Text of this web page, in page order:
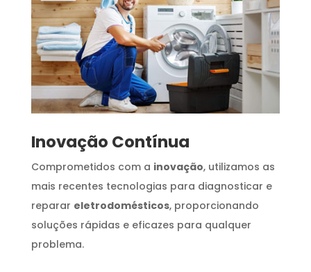
Inovação Contínua
Comprometidos com a inovação, utilizamos as
mais recentes tecnologias para diagnosticar e
reparar eletrodomésticos, proporcionando
soluções rápidas e eficazes para qualquer
problema.